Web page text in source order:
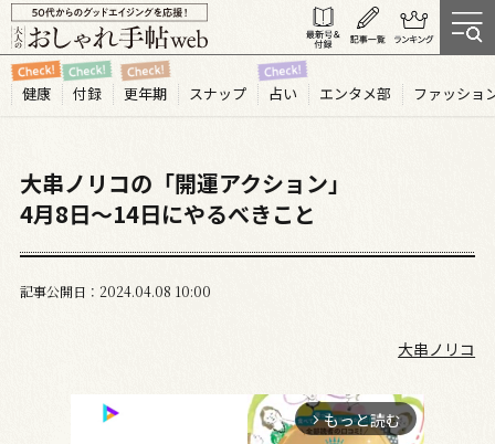
健康 付録 更年期 スナップ 占い エンタメ部 ファッショ
大串ノリコの「開運アクション」
4月8日～14日にやるべきこと
記事公開日 2024.0408 10:00
大串ノリコ
arrow_forward_ios もっと読む